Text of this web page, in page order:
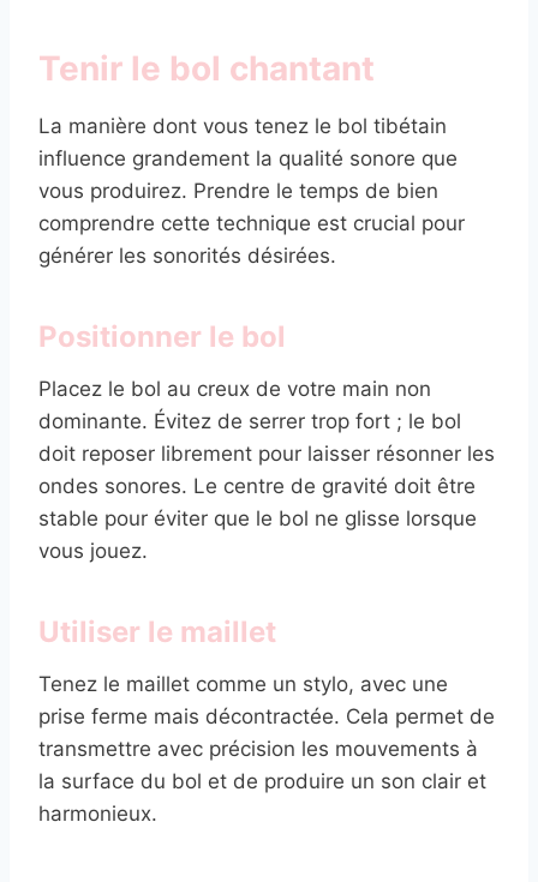
Tenir le bol chantant
La manière dont vous tenez le bol tibétain
influence grandement la qualité sonore que
vous produirez. Prendre le temps de bien
comprendre cette technique est crucial pour
générer les sonorités désirées.
Positionner le bol
Placez le bol au creux de votre main non
dominante. Évitez de serrer trop fort ; le bol
doit reposer librement pour laisser résonner les
ondes sonores. Le centre de gravité doit être
stable pour éviter que le bol ne glisse lorsque
vous jouez.
Utiliser le maillet
Tenez le maillet comme un stylo, avec une
prise ferme mais décontractée. Cela permet de
transmettre avec précision les mouvements à
la surface du bol et de produire un son clair et
harmonieux.